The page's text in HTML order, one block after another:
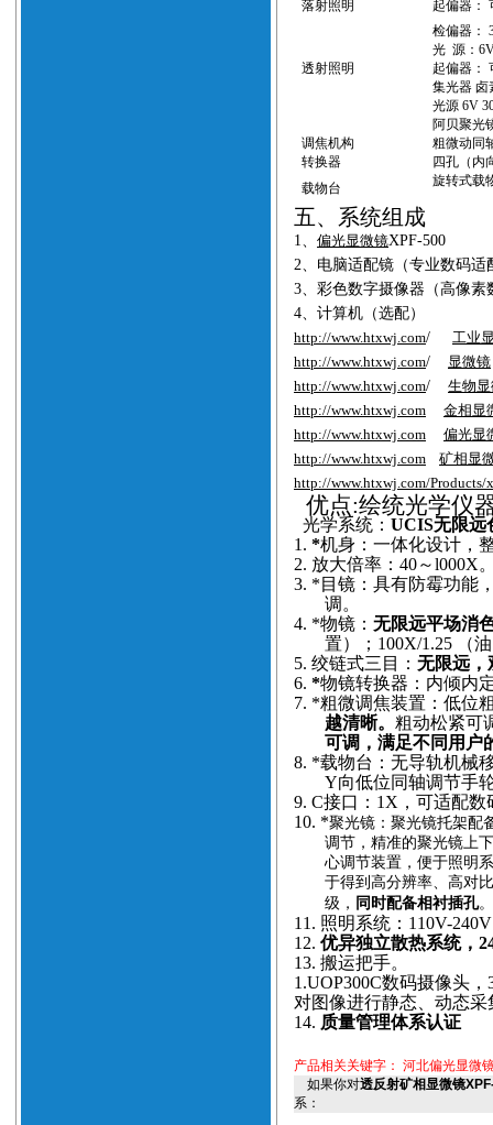
落射照明
起偏器：
检偏器：
光 源：
透射照明
起偏器：
集光器 卤
光源 6V
阿贝聚光
调焦机构
粗微动同
转换器
四孔（内
载物台
旋转式载
五、系统组成
1、 偏光显微镜XPF-500
2、电脑适配镜 （专业数码适
3、彩色数字摄像器 （高像
4、计算机（选配）
http://www.htxwj.com/
工业
http://www.htxwj.com/
显微镜
http://www.htxwj.com/
生物
http://www.htxwj.com
金相显
http://www.htxwj.com
偏光显
http://www.htxwj.com
矿相显
http://www.htxwj.com/
优点:绘统光学仪
光学系统： UCIS无限远
1. *机身：一体化设计，
2. 放大倍率：40～l000X
3. *目镜：具有防霉功能
调。
4. *物镜： 无限远平场消
置）；100X/1.25 （
5. 绞链式三目： 无限远，
6. *物镜转换器：内倾内
7. *粗微调焦装置：低位
越清晰。 粗动松紧可
可调，满足不同用户
8. *载物台：无导轨机械
Y向低位同轴调节手
9. C接口：1X，可适配
10. *聚光镜：聚光镜托架配
调节，精准的聚光镜上
心调节装置，便于照明
于得到高分辨率、高对
级， 同时配备相衬插孔。
11. 照明系统：110V-
12. 优异独立散热系统，
13. 搬运把手。
1.UOP300C数码摄像头，
对图像进行静态、动态采
14. 质量管理体系认证
产品相关关键字： 河北偏光显微
如果你对透反射矿相显微镜
系：